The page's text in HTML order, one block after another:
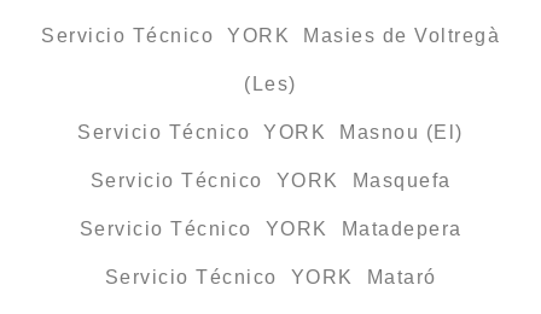
Servicio Técnico YORK Masies de Voltregà
(Les)
Servicio Técnico YORK Masnou (El)
Servicio Técnico YORK Masquefa
Servicio Técnico YORK Matadepera
Servicio Técnico YORK Mataró